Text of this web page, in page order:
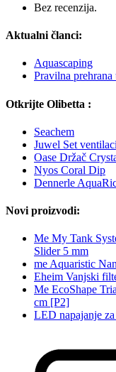
Bez recenzija.
Aktualni članci:
Aquascaping
Pravilna
Otkrijte Olibetta :
Seachem
Juwel Set
Oase Držač
Nyos Coral Dip
Dennerle
Novi proizvodi:
Me My Tank
Slider 5 mm
me Aquaristic
Eheim Vanjski
Me EcoShape
cm [P2]
LED napajanje